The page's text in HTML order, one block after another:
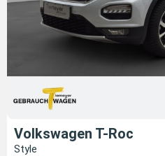
Volkswagen T-Roc
Style